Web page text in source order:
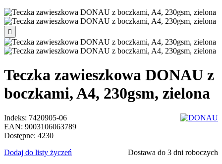

Teczka zawieszkowa DONAU z
boczkami, A4, 230gsm, zielona
Indeks: 7420905-06
EAN: 9003106063789
Dostępne: 4230
Dostawa do 3 dni roboczych
Dodaj do listy życzeń